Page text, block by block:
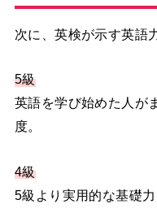
次に、英検が示す英語
5級
英語を学び始めた人が
度。
4級
5級より実用的な基礎